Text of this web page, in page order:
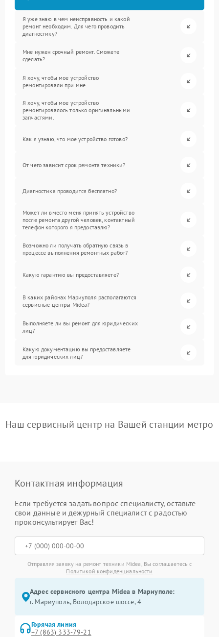
Я уже знаю в чем неисправность и какой
ремонт необходим. Для чего проводить
диагностику?
Мне нужен срочный ремонт. Сможете
сделать?
Я хочу, чтобы мое устройство
ремонтировали при мне.
Я хочу, чтобы мое устройство
ремонтировалось только оригинальными
запчастями.
Как я узнаю, что мое устройство готово?
От чего зависит срок ремонта техники?
Диагностика проводится бесплатно?
Может ли вместо меня принять устройство
после ремонта другой человек, контактный
телефон которого я предоставлю?
Возможно ли получать обратную связь в
процессе выполнения ремонтных работ?
Какую гарантию вы предоставляете?
В каких районах Мариуполя располагаются
сервисные центры Midea?
Выполняете ли вы ремонт для юридических
лиц?
Какую документацию вы предоставляете
для юридических лиц?
Наш сервисный центр на Вашей станции метро
Контактная информация
Если требуется задать вопрос специалисту, оставьте
свои данные и дежурный специалист с радостью
проконсультирует Вас!
Отправляя заявку на ремонт техники Midea, Вы соглашаетесь с
Политикой конфиденциальности
Адрес сервисного центра Midea в Мариуполе:
г. Мариуполь, Володарское шоссе, 4
Горячая линия
+7 (863) 333-79-21